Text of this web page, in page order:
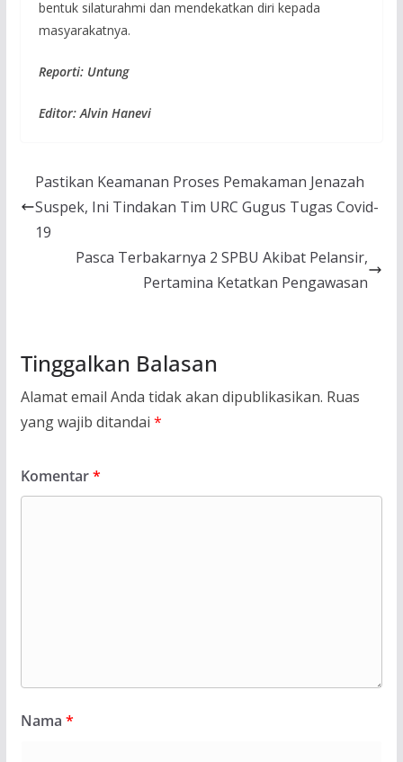
bentuk silaturahmi dan mendekatkan diri kepada
masyarakatnya.
Reporti: Untung
Editor: Alvin Hanevi
Pastikan Keamanan Proses Pemakaman Jenazah
Suspek, Ini Tindakan Tim URC Gugus Tugas Covid-
19
Pasca Terbakarnya 2 SPBU Akibat Pelansir,
Pertamina Ketatkan Pengawasan
Tinggalkan Balasan
Alamat email Anda tidak akan dipublikasikan. Ruas
yang wajib ditandai *
Komentar*
Nama *